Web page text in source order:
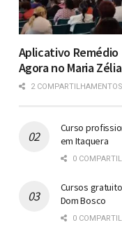
Aplicativo Remédio
Agora no Maria Zélia
2 COMPARTILHAMENTOS
Curso
em Itaquera
0
Cursos
Dom Bosco
0